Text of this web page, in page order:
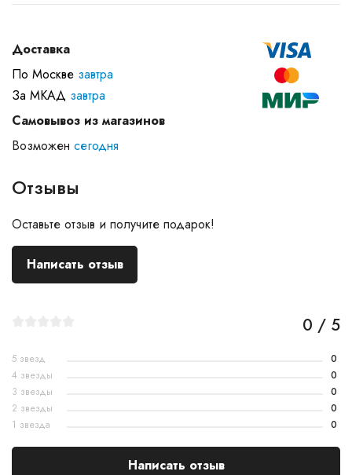
Доставка
По Москве завтра
За МКАД завтра
Самовывоз из магазинов
Возможен сегодня
Отзывы
Оставьте отзыв и получите подарок!
Написать отзыв
0 / 5
5 звезд
0
4 звезды
0
3 звезды
0
2 звезды
0
1 звезда
0
Написать отзыв